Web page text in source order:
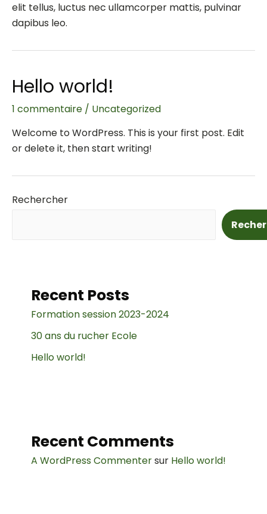
elit tellus, luctus nec ullamcorper mattis, pulvinar
dapibus leo.
Hello world!
1 commentaire / Uncategorized
Welcome to WordPress. This is your first post. Edit
or delete it, then start writing!
Rechercher
Recent Posts
Formation session 2023-2024
30 ans du rucher Ecole
Hello world!
Recent Comments
A WordPress Commentersur Hello world!